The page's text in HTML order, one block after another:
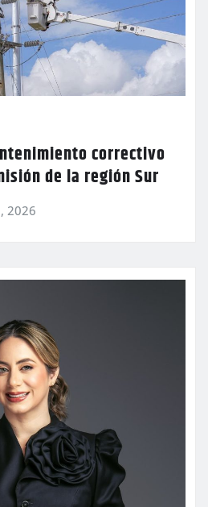
correctivo
de la región Sur
2026